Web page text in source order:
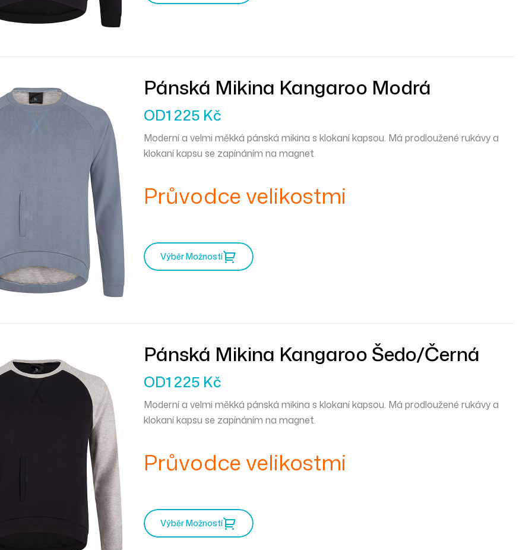
Pánská Mikina Kangaroo Modrá
OD1 225 Kč
Moderní a velmi měkká pánská mikina s klokaní kapsou. Má prodloužené rukávy a
klokaní kapsu se zapínáním na magnet.
Průvodce velikostmi
Výběr Možností
Pánská Mikina Kangaroo Šedo/černá
OD1 225 Kč
Moderní a velmi měkká pánská mikina s klokaní kapsou. Má prodloužené rukávy a
klokaní kapsu se zapínáním na magnet.
Průvodce velikostmi
Výběr Možností